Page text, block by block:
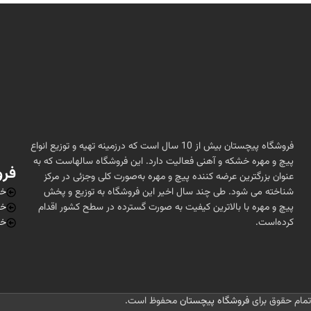
فروشگاه پیچستان بیش از 10 سال است که درزمینه تهیه و توزیع انواع
پیچ و مهره خشکه و آهنی فعالیت دارد. این فروشگاه سالهاست که به
عنوان بزرگترین عرضه کننده پیچ و مهره به‌صورت کلی وجزئی در مرکز
شناخته می شود. طی چند سال اخیر این فروشگاه به توزیع و پخش
پیچ و مهره با بالاترین کیفیت به صورت گسترده در سطح کشور اقدام
کرده‌است.
تمام حقوق برایفروشگاه پیچستانمحفوظ است.